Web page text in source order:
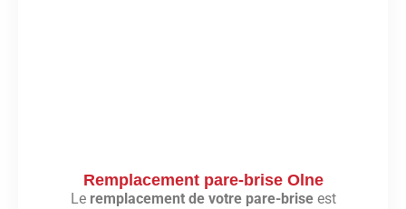
Remplacement pare-brise Olne
Le remplacement de votre pare-briseest